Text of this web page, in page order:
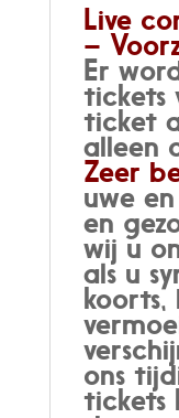
Live
–
Er
tickets
ticket
alleen
Zeer
uwe
en
wij u
als u
koorts,
ons
tickets